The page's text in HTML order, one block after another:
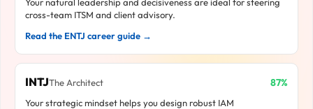
cross-team ITSM and client advisory.
Read the ENTJ career guide →
INTJThe Architect 87%
Your strategic mindset helps you design robust IAM